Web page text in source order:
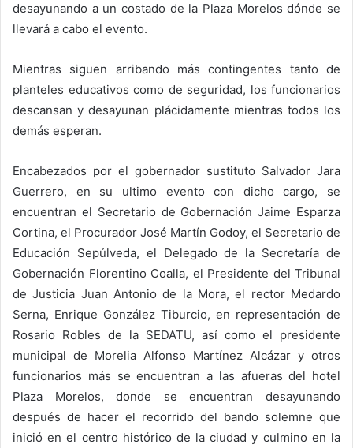
desayunando a un costado de la Plaza Morelos dónde se
llevará a cabo el evento.
Mientras siguen arribando más contingentes tanto de
planteles educativos como de seguridad, los funcionarios
descansan y desayunan plácidamente mientras todos los
demás esperan.
Encabezados por el gobernador sustituto Salvador Jara
Guerrero, en su ultimo evento con dicho cargo, se
encuentran el Secretario de Gobernación Jaime Esparza
Cortina, el Procurador José Martín Godoy, el Secretario de
Educación Sepúlveda, el Delegado de la Secretaría de
Gobernación Florentino Coalla, el Presidente del Tribunal
de Justicia Juan Antonio de la Mora, el rector Medardo
Serna, Enrique González Tiburcio, en representación de
Rosario Robles de la SEDATU, así como el presidente
municipal de Morelia Alfonso Martínez Alcázar y otros
funcionarios más se encuentran a las afueras del hotel
Plaza Morelos, donde se encuentran desayunando
después de hacer el recorrido del bando solemne que
inició en el centro histórico de la ciudad y culmino en la